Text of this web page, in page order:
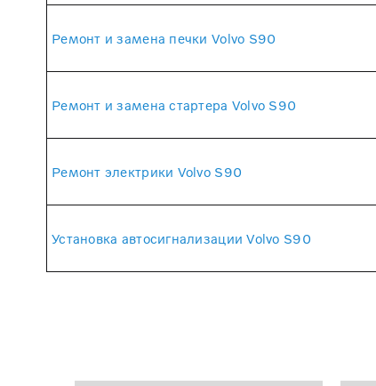
Ремонт и замена печки Volvo S90
Ремонт и замена стартера Volvo S90
Ремонт электрики Volvo S90
Установка автосигнализации Volvo S90